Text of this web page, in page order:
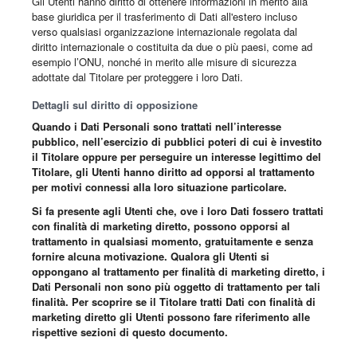
base giuridica per il trasferimento di Dati all'estero incluso
verso qualsiasi organizzazione internazionale regolata dal
diritto internazionale o costituita da due o più paesi, come ad
esempio l’ONU, nonché in merito alle misure di sicurezza
adottate dal Titolare per proteggere i loro Dati.
Dettagli sul diritto di opposizione
Quando i Dati Personali sono trattati nell’interesse
pubblico, nell’esercizio di pubblici poteri di cui è investito
il Titolare oppure per perseguire un interesse legittimo del
Titolare, gli Utenti hanno diritto ad opporsi al trattamento
per motivi connessi alla loro situazione particolare.
Si fa presente agli Utenti che, ove i loro Dati fossero trattati
con finalità di marketing diretto, possono opporsi al
trattamento in qualsiasi momento, gratuitamente e senza
fornire alcuna motivazione. Qualora gli Utenti si
oppongano al trattamento per finalità di marketing diretto, i
Dati Personali non sono più oggetto di trattamento per tali
finalità. Per scoprire se il Titolare tratti Dati con finalità di
marketing diretto gli Utenti possono fare riferimento alle
rispettive sezioni di questo documento.